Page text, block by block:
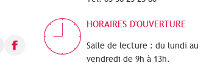
HORAIRES D'OUVERTURE
Salle de lecture : du lundi au
vendredi de 9h à 13h.